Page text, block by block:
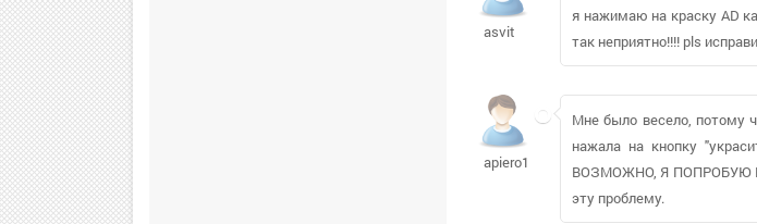
asvit
я нажимаю на краску AD
так неприятно!!!! pls
apiero1
Мне было весело, потому
нажала на кнопку
ВОЗМОЖНО, Я ПОПРОБУЮ
эту проблему.